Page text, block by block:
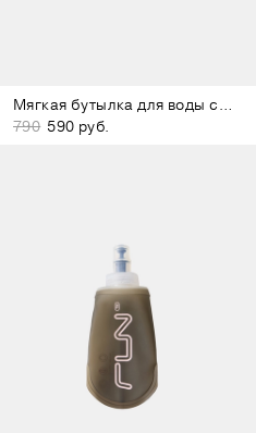
Мягкая бутылка для воды серая
790 590 руб.